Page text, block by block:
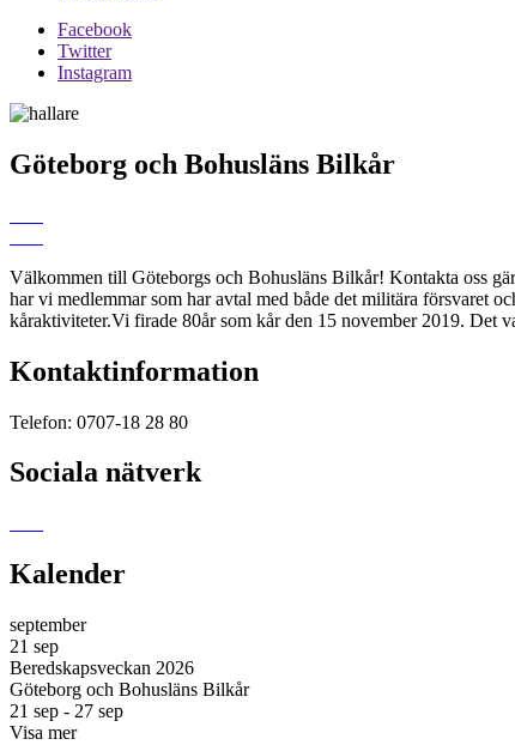
Facebook
Twitter
Instagram
Göteborg och Bohusläns Bilkår
Välkommen till Göteborgs och Bohusläns Bilkår! Kontakta oss
har vi medlemmar som har avtal med både det militära försvaret
kåraktiviteter.Vi firade 80år som kår den 15 november 2019. Det
Kontaktinformation
Telefon: 0707-18 28 80
Sociala nätverk
Kalender
september
21 sep
Beredskapsveckan 2026
Göteborg och Bohusläns Bilkår
21 sep - 27 sep
Visa mer